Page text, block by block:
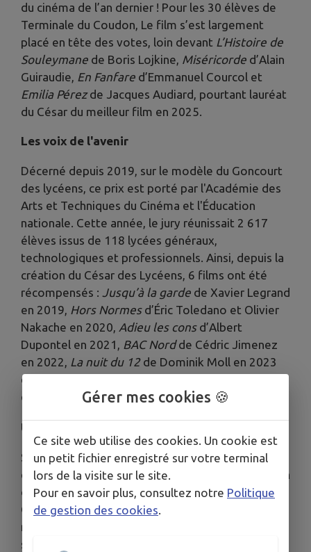
du cinéma de l’an dernier ! Pour les 30 élèves de
Terminale du Coudon, Le film s’est largement
placé en tête des votes, loin devant L’Histoire de
Souleymane de Boris Lojkine, Miséricorde d’Alain
Guiraudie, En Fanfare d’Emmanuel Courcol et
Emilia Pérezde Jacques Audiard, pourtant lauréat
du César du meilleur film en 2025.
Les voix de l'avenir
Décerné depuis 2019, sur le modèle du Goncourt
des lycéens, ce prix est porté par l'Académie des
Arts et Techniques du Cinéma et l'Éducation
nationale. Cette année, le jury réunissait 2 617
élèves issus de 118 lycées généraux,
technologiques et professionnels. Ainsi, depuis la
création du César des Lycéens, 6 films ont été
récompensés : Jusqu’à la garde de Xavier Legrand
en 2019, Hors Normesd’Éric Toledano et Olivier
Nakache en 2020, Adieu les consd’Albert
Dupontel en 2021,
BAC Nordde Cédric Jimenez
en 2022,
La nuit du 12de Dominik Moll en 2023
et
en 2024.
Un autre regard sur le 7 ème
Sens critique, analyse technique, jugement
esthétique, impact émotionnel… Sous la direction
de leurs professeurs, Marie-Hélène Giannoni et
Colette Colangelo, les élèves du Coudon ont
mené un travail remarquable depuis le mois de
septembre, passant au crible scénario, mise en
Gérer mes cookies 🍪
Ce site web utilise des cookies. Un cookie est
un petit fichier enregistré sur votre terminal
lors de la visite sur le site.
Pour en savoir plus, consultez notre Politique
de gestion des cookies.